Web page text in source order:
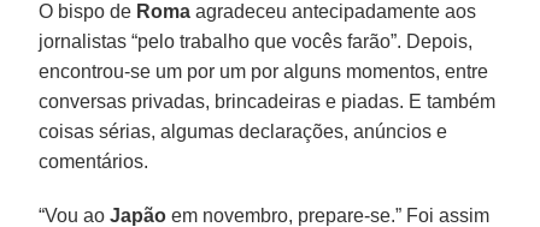
O bispo de Roma agradeceu antecipadamente aos
jornalistas “pelo trabalho que vocês farão”. Depois,
encontrou-se um por um por alguns momentos, entre
conversas privadas, brincadeiras e piadas. E também
coisas sérias, algumas declarações, anúncios e
comentários.
“Vou aoJapão em novembro, prepare-se.” Foi assim